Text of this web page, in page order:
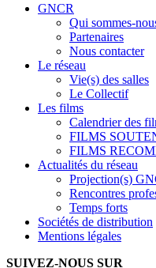
GNCR
Qui sommes-
Partenaires
Nous contacter
Le réseau
Vie(s) des salles
Le Collectif
Les films
Calendrier des
FILMS
FILMS
Actualités du réseau
Projection(s)
Rencontres
Temps forts
Sociétés de distribution
Mentions légales
SUIVEZ-NOUS SUR